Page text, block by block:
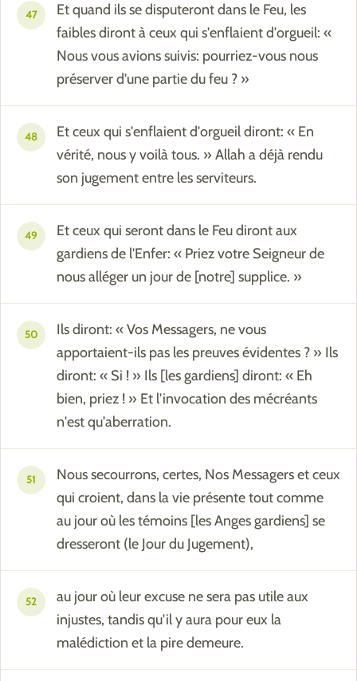
47
Et quand ils se disputeront dans le Feu, les
faibles diront à ceux qui s'enflaient d'orgueil: «
Nous vous avions suivis: pourriez-vous nous
préserver d'une partie du feu ? »
48
Et ceux qui s'enflaient d'orgueil diront: « En
vérité, nous y voilà tous. » Allah a déjà rendu
son jugement entre les serviteurs.
49
Et ceux qui seront dans le Feu diront aux
gardiens de l'Enfer: « Priez votre Seigneur de
nous alléger un jour de [notre] supplice. »
50
Ils diront: « Vos Messagers, ne vous
apportaient-ils pas les preuves évidentes ? » Ils
diront: « Si ! » Ils [les gardiens] diront: « Eh
bien, priez ! » Et l'invocation des mécréants
n'est qu'aberration.
51
Nous secourrons, certes, Nos Messagers et ceux
qui croient, dans la vie présente tout comme
au jour où les témoins [les Anges gardiens] se
dresseront (le Jour du Jugement),
52
au jour où leur excuse ne sera pas utile aux
injustes, tandis qu'il y aura pour eux la
malédiction et la pire demeure.